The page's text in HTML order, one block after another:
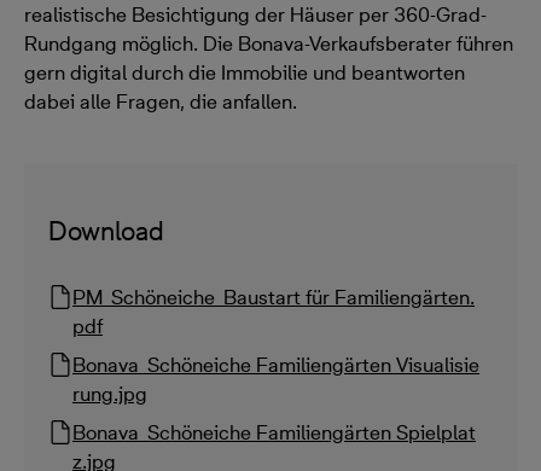
realistische Besichtigung der Häuser per 360-Grad-
Rundgang möglich. Die Bonava-Verkaufsberater führen
gern digital durch die Immobilie und beantworten
dabei alle Fragen, die anfallen.
Download
PM_Schöneiche_Baustart für Familiengärten.
pdf
Bonava_Schöneiche Familiengärten Visualisie
rung.jpg
Bonava_Schöneiche Familiengärten Spielplat
z.jpg